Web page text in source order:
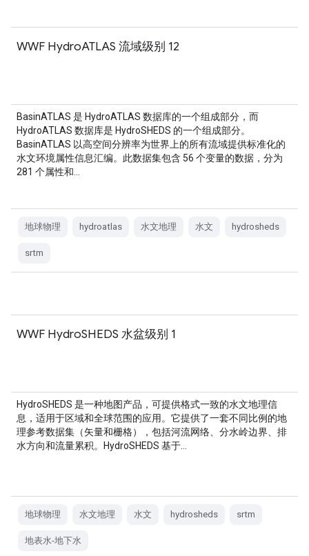
WWF HydroATLAS 流域级别 12
BasinATLAS 是 HydroATLAS 数据库的一个组成部分，而
HydroATLAS 数据库是 HydroSHEDS 的一个组成部分。
BasinATLAS 以高空间分辨率为世界上的所有流域提供标准化的
水文环境属性信息汇编。此数据集包含 56 个变量的数据，分为
281 个属性和…
地球物理 hydroatlas 水文地理 水文 hydrosheds
srtm
WWF HydroSHEDS 水盆级别 1
HydroSHEDS 是一种地图产品，可提供格式一致的水文地理信
息，适用于区域和全球范围的应用。它提供了一套不同比例的地
理参考数据集（矢量和栅格），包括河流网络、分水岭边界、排
水方向和流量累积。HydroSHEDS 基于…
地球物理 水文地理 水文 hydrosheds srtm
地表水-地下水